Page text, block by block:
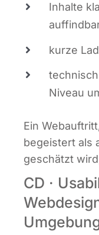
Inhal­te
kur­ze
Niveau
Ein
begeis­tert als
geschätzt
CD ·